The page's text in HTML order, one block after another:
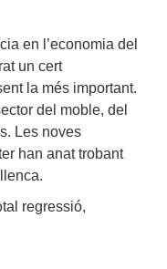
en l’economia del
un cert
la més important.
del moble, del
Les noves
han anat trobant
regressió,